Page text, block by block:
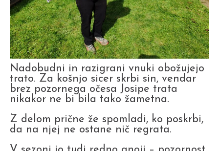
Nadobudni in razigrani vnuki obožujejo
trato. Za košnjo sicer skrbi sin, vendar
brez pozornega očesa Josipe trata
nikakor ne bi bila tako žametna.
Z delom prične že spomladi, ko poskrbi,
da na njej ne ostane nič regrata.